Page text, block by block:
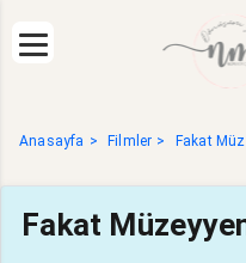
Anasayfa Filmler Fakat
Fakat